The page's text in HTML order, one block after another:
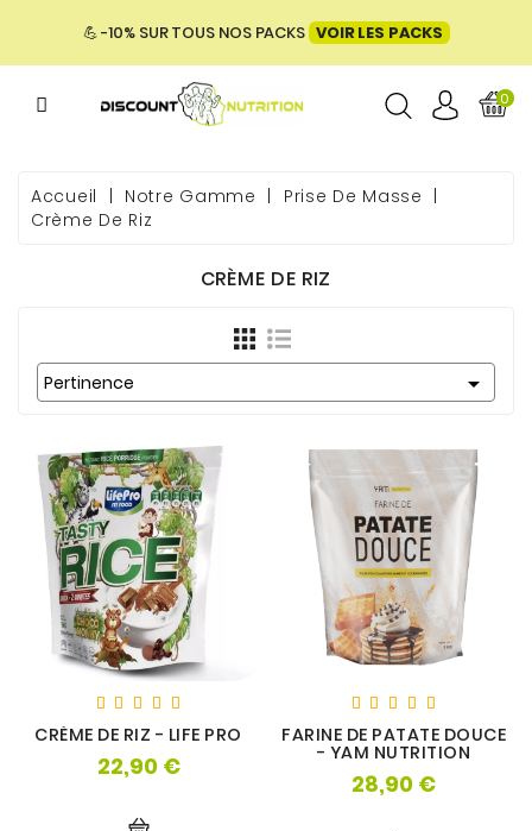
💪 -10% SUR TOUS NOS PACKS VOIR LES PACKS
0
Accueil Notre Gamme
Prise De Masse
Crème De Riz
CRÈME DE RIZ
Pertinence 
CRÈME DE RIZ - LIFE PRO
22,90 €Prix
FARINE DE PATATE DOUCE
- YAM NUTRITION
28,90 €Prix